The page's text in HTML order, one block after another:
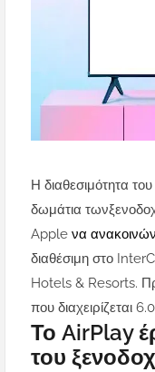
Η διαθεσιμότητα
δωμάτια
Apple να
διαθέσιμη στο
Hotels & Resorts.
που διαχειρίζεται
Το AirPlay
του